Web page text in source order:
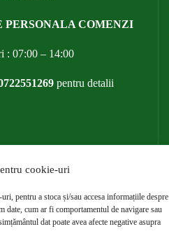
PERSONALA COMENZI
: 07:00 – 14:00
pentru detalii
cookie-uri
pentru a stoca și/sau accesa informațiile despre
date, cum ar fi comportamentul de navigare sau
dat poate avea afecte negative asupra